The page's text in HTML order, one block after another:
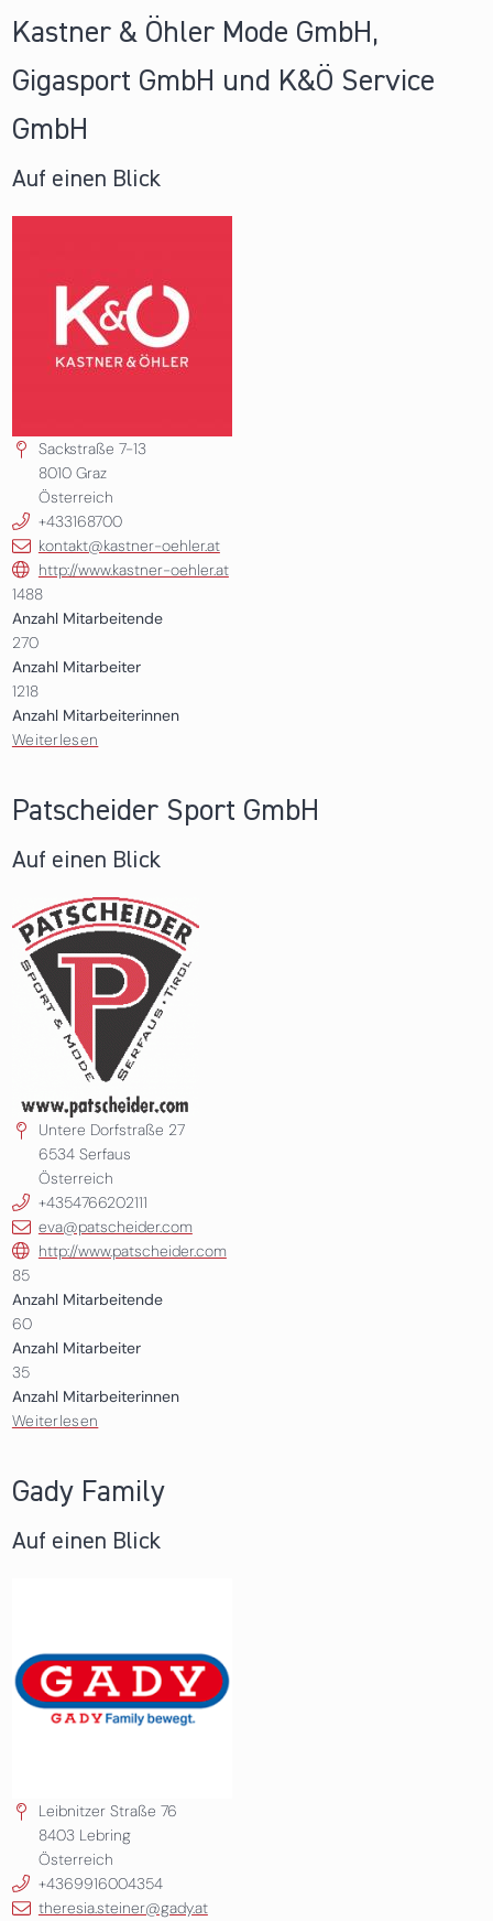
Kastner & Öhler Mode GmbH,
Gigasport GmbH und K&Ö Service
GmbH
Auf einen Blick
Sackstraße 7-13
8010 Graz
Österreich
+433168700
kontakt@kastner-oehler.at
http://www.kastner-oehler.at
1488
Anzahl Mitarbeitende
270
Anzahl Mitarbeiter
1218
Anzahl Mitarbeiterinnen
Weiterlesen
Patscheider Sport GmbH
Auf einen Blick
Untere Dorfstraße 27
6534 Serfaus
Österreich
+4354766202111
eva@patscheider.com
http://www.patscheider.com
85
Anzahl Mitarbeitende
60
Anzahl Mitarbeiter
35
Anzahl Mitarbeiterinnen
Weiterlesen
Gady Family
Auf einen Blick
Leibnitzer Straße 76
8403 Lebring
Österreich
+4369916004354
theresia.steiner@gady.at